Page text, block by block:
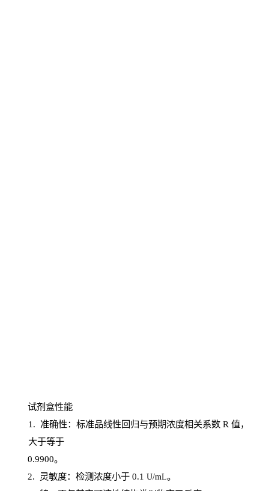
试剂盒性能
1 . 准确性：标准品线性回归与预期浓度相关系数 R 值，
大于等于
0.9900。
2. 灵敏度：检测浓度小于0.1 U/mL。